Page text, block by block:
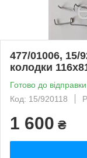
477/01006, 15/
колодки
Готово до відправки
Код: 15/920118
1 600 ₴